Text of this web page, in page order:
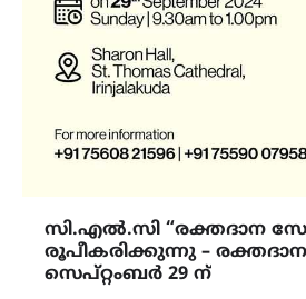
സി.എൽ.സി “രക്തദാന
രൂപീകരിക്കുന്നു – രക്തദാന
സെപ്റ്റംബർ 29 ന്